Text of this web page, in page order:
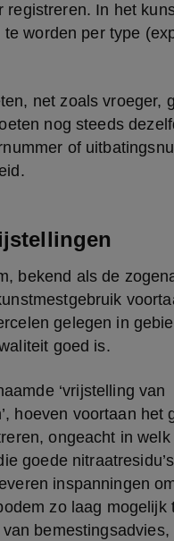
In het
worden per type
net zoals vroeger,
nog steeds
of
bekend als de
gelegen in
goed is.
‘vrijstelling van
hoeven voortaan het
ongeacht in
goede
inspanningen
zo laag mogelijk
bemestingsadvies,